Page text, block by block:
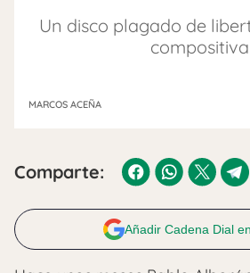
Un disco plagado de
compositiva
MARCOS ACEÑA
Comparte:
Añadir Cadena Dial